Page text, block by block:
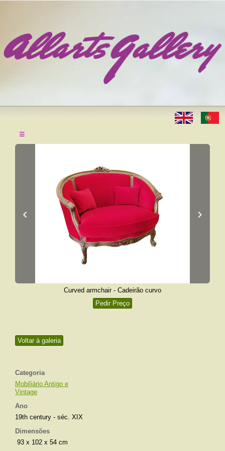
≡
Voltar à galeria
Categoria
Mobiliário Antigo e
Vintage
Ano
19th century - séc. XIX
Dimensões
93 x 102 x 54 cm
‹ ›
Curved armchair - Cadeirão curvo
Pedir Preço